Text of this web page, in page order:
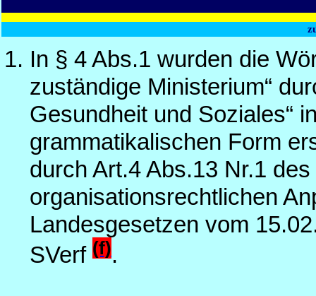
In § 4 Abs.1 wurden die
zuständige Ministerium“
Gesundheit und Soziales“
grammatikalischen Form
durch Art.4 Abs.13 Nr.1
organisationsrechtlichen
Landesgesetzen vom
SVerf (f).